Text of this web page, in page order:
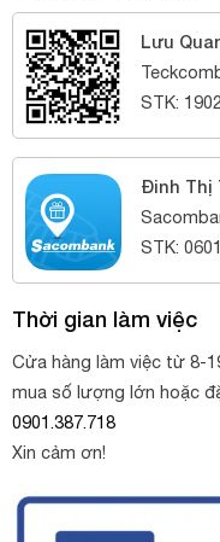
Lưu
STK:
Đinh Thị
STK:
Thời gian làm việc
Cửa hàng làm việc từ 8-
mua số lượng lớn hoặc
0901.387.718
Xin cảm ơn!